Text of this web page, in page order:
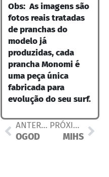
Obs: As imagens são
fotos reais tratadas
de pranchas do
modelo já
produzidas, cada
prancha Monomi é
uma peça única
fabricada para
evolução do seu surf.
ANTERIOR
OGOD
PRÓXIMO
MIHS